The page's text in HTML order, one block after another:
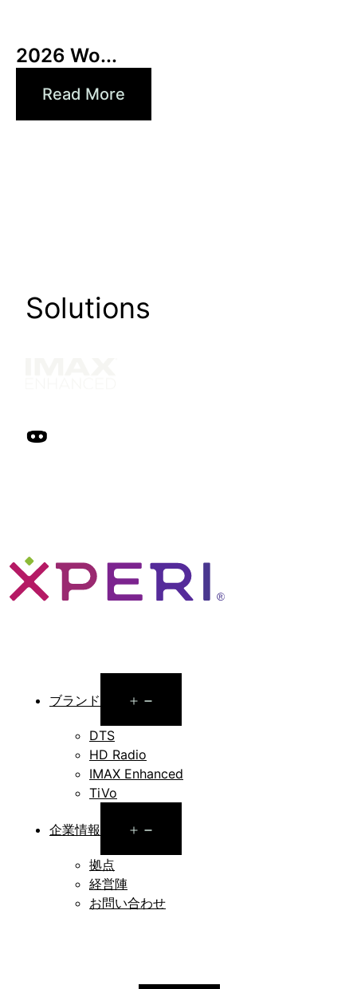
2026 Wo...
Read More
Solutions
ブランド
menu
DTS
HD Radio
IMAX Enhanced
TiVo
企業情報
menu
拠点
経営陣
お問い合わせ